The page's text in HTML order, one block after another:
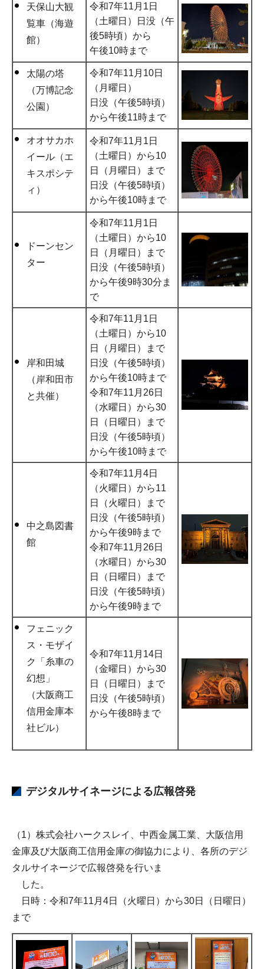
天保山大観
覧車（海遊
館）
令和7年11月1日
（土曜日）日没（午
後5時頃）から
午後10時まで
太陽の塔
（万博記念
公園）
令和7年11月10日
（月曜日）
日没（午後5時頃）
から午後11時まで
オオサカホ
イール（エ
キスポシテ
ィ）
令和7年11月1日
（土曜日）から10
日（月曜日）まで
日没（午後5時頃）
から午後10時まで
ドーンセン
ター
令和7年11月1日
（土曜日）から10
日（月曜日）まで
日没（午後5時頃）
から午後9時30分ま
で
岸和田城
（岸和田市
と共催）
令和7年11月1日
（土曜日）から10
日（月曜日）まで
日没（午後5時頃）
から午後10時まで
令和7年11月26日
（水曜日）から30
日（日曜日）まで
日没（午後5時頃）
から午後10時まで
中之島図書
館
令和7年11月4日
（火曜日）から11
日（火曜日）まで
日没（午後5時頃）
から午後9時まで
令和7年11月26日
（水曜日）から30
日（日曜日）まで
日没（午後5時頃）
から午後9時まで
フェニック
ス・モザイ
ク「糸車の
幻想」
（大阪商工
信用金庫本
社ビル）
令和7年11月14日
（金曜日）から30
日（日曜日）まで
日没（午後5時頃）
から午後8時まで
デジタルサイネージによる広報啓発
（1）株式会社ハークスレイ、中西金属工業、大阪信用
金庫及び大阪商工信用金庫の御協力により、各所のデジ
タルサイネージで広報啓発を行いま
した。
日時：令和7年11月4日（火曜日）から30日（日曜日）
まで